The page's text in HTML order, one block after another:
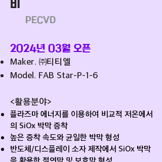
비
PECVD
2024년 03월 오픈
Maker. ㈜티티엘
Model. FAB Star-P-1-6
<활용분야>
플라즈마 에너지를 이용하여 비교적 저온에서
의 SiOx 박막 증착
높은 증착 속도와 균일한 박막 형성
반도체/디스플레이 소자 제작에서 SiOx 박막